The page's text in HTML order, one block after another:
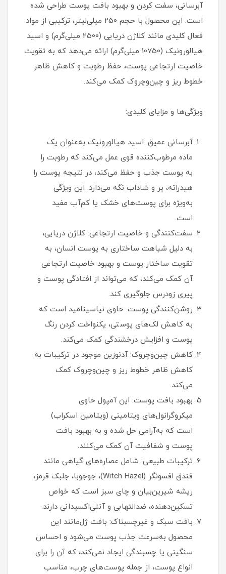
آبرسانی، سفت کردن و بهبود بافت پوست طراحی شده
است. این محصول با حجم 250 میلی‌لیتر، ترکیبی از مواد
فعال کلیدی مانند کلاژن دریایی (2500 میلی‌گرم) و اسید
هیالورونیک (10750 میلی‌گرم) ارائه می‌دهد که به تقویت
خاصیت ارتجاعی پوست، حفظ رطوبت و کاهش ظاهر
خطوط ریز و چین‌وچروک کمک می‌کند.
ویژگی‌ها و مزایای کلیدی:
آبرسانی عمیق: اسید هیالورونیک به‌عنوان یک
ماده مرطوب‌کننده قوی عمل می‌کند که رطوبت را
به پوست جذب و حفظ می‌کند، در نتیجه پوست را
هیدراته، پر و شاداب نگه می‌دارد. این ویژگی
به‌ویژه برای پوست‌های خشک یا کم‌آب مفید
است.
سفت‌کنندگی و خاصیت ارتجاعی: کلاژن دریایی،
به دلیل شباهت ساختاری به پوست انسان، به
تقویت ساختار پوست و بهبود خاصیت ارتجاعی
آن کمک می‌کند، که می‌تواند از افتادگی پوست و
پیری زودرس جلوگیری کند.
روشن‌کنندگی پوست: حاوی نیاسینامید است که
به کاهش لک‌های پوستی، یکنواخت کردن رنگ
پوست و افزایش درخشندگی کمک می‌کند.
کاهش چین‌وچروک: آدنوزین موجود در ترکیبات به
کاهش ظاهر خطوط ریز و چین‌وچروک کمک
می‌کند.
بهبود بافت پوست: این آمپول حاوی
میکروگرانول‌های ویتامینی (ویتامین اسکراب)
است که به‌آرامی حل شده و به بهبود بافت
پوست و شفافیت آن کمک می‌کنند.
ترکیبات طبیعی: شامل عصاره‌های گیاهی مانند
فندق افسونگر (Witch Hazel)، جوجوبا، جلبک قرمز،
ریشه شیرین‌بیان و چای سبز است که خواص
تسکین‌دهنده، ضدالتهابی و آنتی‌اکسیدانی دارند.
بافت سبک و غیرچسبناک: بافت ژل‌مانند این
محصول به‌سرعت جذب پوست می‌شود و احساس
سنگینی یا چسبندگی ایجاد نمی‌کند، که آن را برای
انواع پوست، از جمله پوست‌های چرب، مناسب